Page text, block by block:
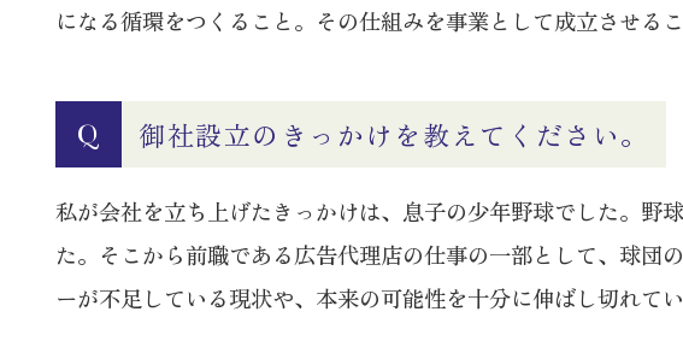
になる循環をつくること。その仕組みを事業として成立させる
Q 御社設立のきっかけを教えてください。
私が会社を立ち上げたきっかけは、息子の少年野球でした。野
た。そこから前職である広告代理店の仕事の一部として、球
ーが不足している現状や、本来の可能性を十分に伸ばし切れて